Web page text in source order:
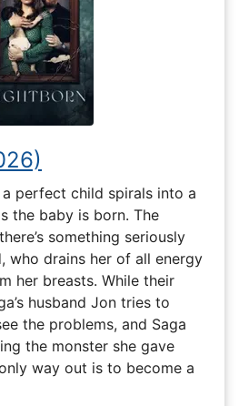
a perfect child spirals into a
the baby is born. The
something seriously
who drains her of all energy
her breasts. While their
husband Jon tries to
the problems, and Saga
the monster she gave
way out is to become a